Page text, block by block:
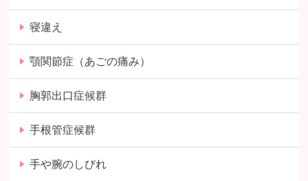
寝違え
顎関節症（あごの痛み）
胸郭出口症候群
手根管症候群
手や腕のしびれ